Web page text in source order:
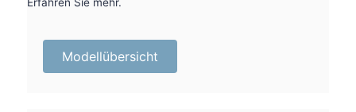
Modellübersicht